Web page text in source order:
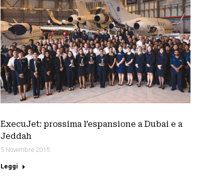
ExecuJet: prossima l’espansione a Dubai e a
Jeddah
5 Novembre 2015
Leggi